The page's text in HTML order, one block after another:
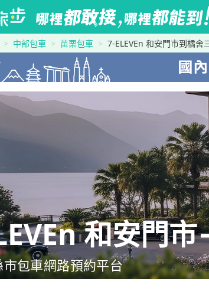
中部包車 苗栗包車 7-ELEVEn 和安門市到橘舍
和安門
包車網路預約平台